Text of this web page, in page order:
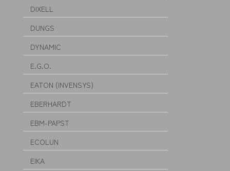
DIXELL
DUNGS
DYNAMIC
E.G.O.
EATON (INVENSYS)
EBERHARDT
EBM-PAPST
ECOLUN
EIKA